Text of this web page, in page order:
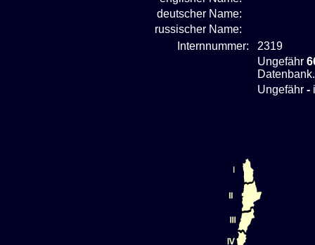
deutscher Name:
russischer Name:
Internnummer:
2319
Ungefähr
Datenbank.
Ungefähr -